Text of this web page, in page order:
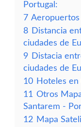
Portugal:
7 Aeropuertos
8 Distancia
ciudades de
9 Distacia
ciudades de
10 Hoteles en
11 Otros
Santarem -
12 Mapa